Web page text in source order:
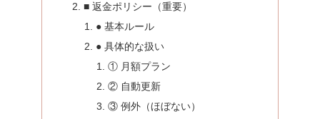
■ 返金ポリシー（重要）
● 基本ルール
● 具体的な扱い
① 月額プラン
② 自動更新
③ 例外（ほぼない）